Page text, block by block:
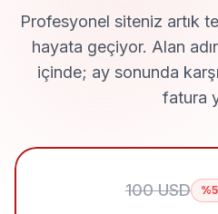
Profesyonel siteniz artık
hayata geçiyor. Alan
içinde; ay sonunda
fatura
100 USD